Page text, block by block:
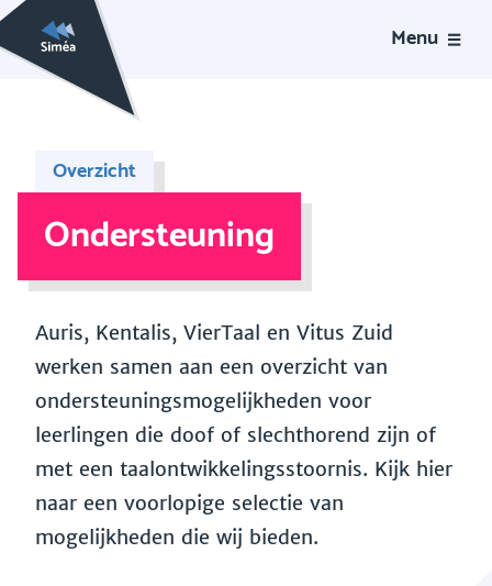
Menu
Overzicht
Ondersteuning
Auris, Kentalis, VierTaal en Vitus Zuid
werken samen aan een overzicht van
ondersteuningsmogelijkheden voor
leerlingen die doof of slechthorend zijn of
met een taalontwikkelingsstoornis. Kijk hier
naar een voorlopige selectie van
mogelijkheden die wij bieden.